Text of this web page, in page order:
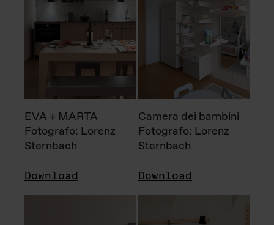
EVA + MARTA
Fotografo: Lorenz
Sternbach
Download
Camera dei bambini
Fotografo: Lorenz
Sternbach
Download